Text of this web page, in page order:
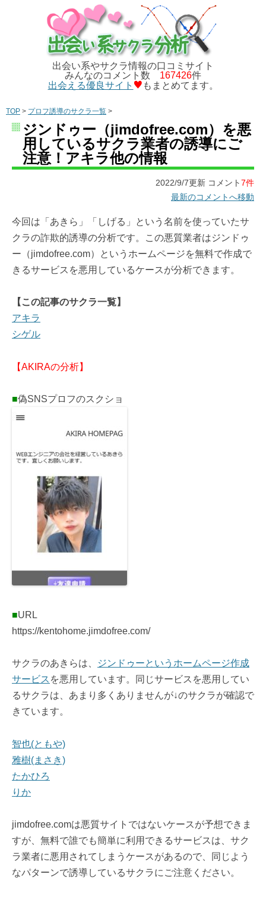
出会い系やサクラ情報の口コミサイト
みんなのコメント数 167426件
出会える優良サイト
もまとめてます。
TOP > プロフ誘導のサクラ一覧 >
ジンドゥー（jimdofree.com）を悪
用しているサクラ業者の誘導にご
注意！アキラ他の情報
2022/9/7更新 コメント7件
最新のコメントへ移動
今回は「あきら」「しげる」という名前を使っていたサ
クラの詐欺的誘導の分析です。この悪質業者はジンドゥ
ー（jimdofree.com）というホームページを無料で作成で
きるサービスを悪用しているケースが分析できます。
【この記事のサクラ一覧】
アキラ
シゲル
【AKIRAの分析】
■偽SNSプロフのスクショ
■URL
https://kentohome.jimdofree.com/
サクラのあきらは、
ジンドゥーというホームページ作成
サービス を悪用しています。同じサービスを悪用してい
るサクラは、あまり多くありませんが↓のサクラが確認で
きています。
智也(ともや)
雅樹(まさき)
たかひろ
りか
jimdofree.comは悪質サイトではないケースが予想できま
すが、無料で誰でも簡単に利用できるサービスは、サク
ラ業者に悪用されてしまうケースがあるので、同じよう
なパターンで誘導しているサクラにご注意ください。